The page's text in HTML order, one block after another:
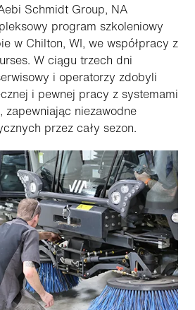
Schmidt Group, NA
program szkoleniowy
w Chilton, WI, we współpracy z
W ciągu trzech dni
i operatorzy zdobyli
i pewnej pracy z systemami
niezawodne
przez cały sezon.